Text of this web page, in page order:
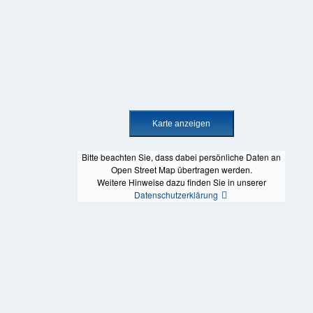
Bitte beachten Sie, dass dabei persönliche Daten an
Open Street Map übertragen werden.
Weitere Hinweise dazu finden Sie in unserer
Datenschutzerklärung